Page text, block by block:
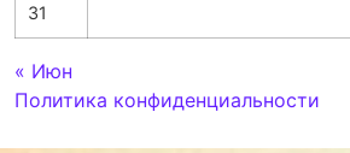
31
« Июн
Политика конфиденциальности